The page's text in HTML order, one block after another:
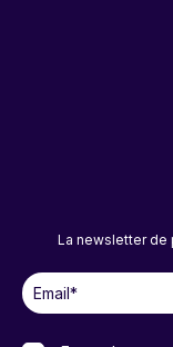
La newsletter de